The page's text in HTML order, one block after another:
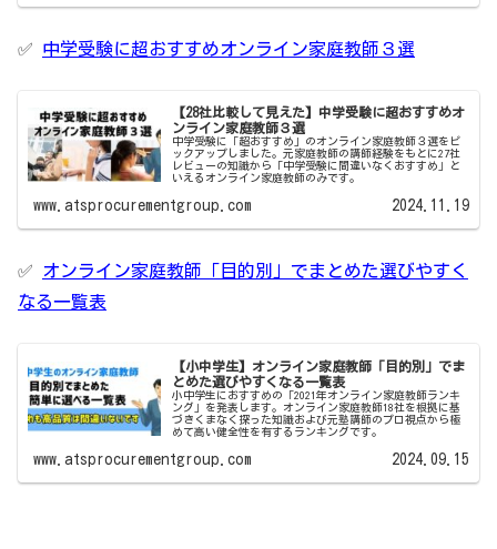
✅ 中学受験に超おすすめオンライン家庭教師３選
【28社比較して見えた】中学受験に超おすすめオ
ンライン家庭教師３選
中学受験に「超おすすめ」のオンライン家庭教師３選をピ
ックアップしました。元家庭教師の講師経験をもとに27社
レビューの知識から「中学受験に間違いなくおすすめ」と
いえるオンライン家庭教師のみです。
www.atsprocurementgroup.com 2024.11.19
✅
オンライン家庭教師「目的別」でまとめた選びやすく
なる一覧表
【小中学生】オンライン家庭教師「目的別」でま
とめた選びやすくなる一覧表
小中学生におすすめの「2021年オンライン家庭教師ランキ
ング」を発表します。オンライン家庭教師18社を根拠に基
づきくまなく探った知識および元塾講師のプロ視点から極
めて高い健全性を有するランキングです。
www.atsprocurementgroup.com 2024.09.15